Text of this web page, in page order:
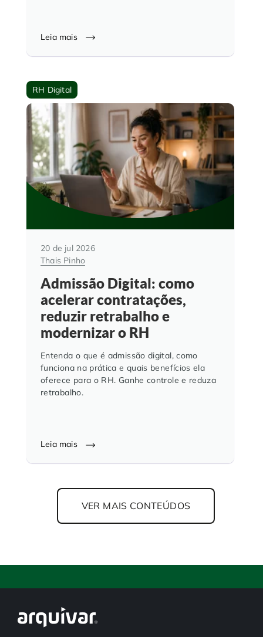
Leia mais
RH Digital
20 de jul 2026
Thais Pinho
Admissão Digital: como
acelerar contratações,
reduzir retrabalho e
modernizar o RH
Entenda o que é admissão digital, como
funciona na prática e quais benefícios ela
oferece para o RH. Ganhe controle e reduza
retrabalho.
Leia mais
VER MAIS CONTEÚDOS